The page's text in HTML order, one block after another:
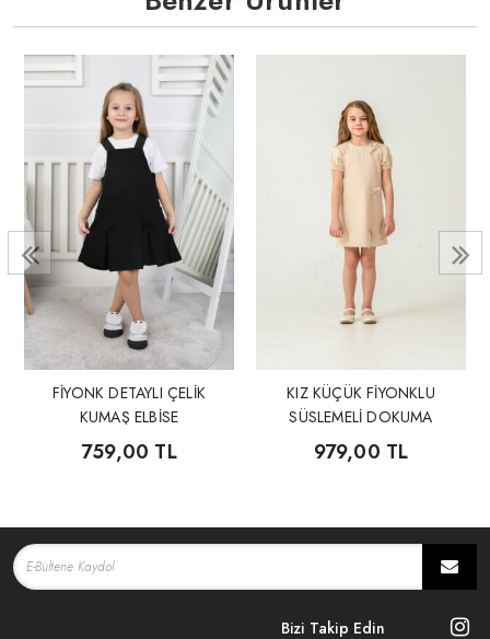
FİYONK DETAYLI ÇELİK
KUMAŞ ELBİSE
759,00 TL
KIZ KÜÇÜK FİYONKLU
SÜSLEMELİ DOKUMA
ELBİSE
979,00 TL
Bizi Takip Edin